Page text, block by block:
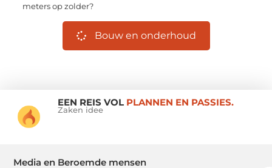
meters op zolder?
Bouw en onderhoud
EEN REIS VOL PLANNEN EN PASSIES.
Zaken idee
Media en Beroemde mensen